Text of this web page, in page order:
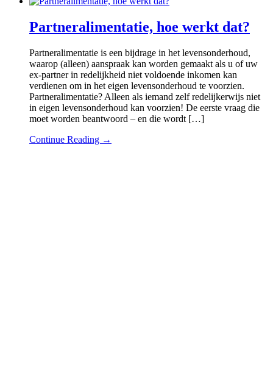
Partneralimentatie, hoe werkt dat?
Partneralimentatie is een bijdrage in het levensonderhoud,
waarop (alleen) aanspraak kan worden gemaakt als u of uw
ex-partner in redelijkheid niet voldoende inkomen kan
verdienen om in het eigen levensonderhoud te voorzien.
Partneralimentatie? Alleen als iemand zelf redelijkerwijs niet
in eigen levensonderhoud kan voorzien! De eerste vraag die
moet worden beantwoord – en die wordt […]
Continue Reading →